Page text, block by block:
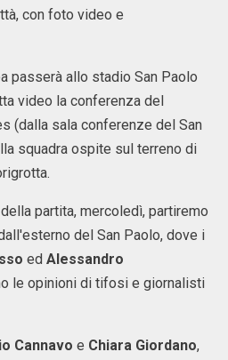
con foto video e
passerà allo stadio San Paolo
video la conferenza del
(dalla sala conferenze del San
squadra ospite sul terreno di
partita, mercoledì, partiremo
del San Paolo, dove i
ed Alessandro
le opinioni di tifosi e giornalisti
Cannavo e Chiara Giordano,